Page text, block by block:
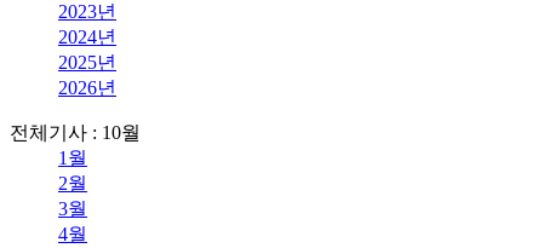
2023년
2024년
2025년
2026년
전체기사 : 10월
1월
2월
3월
4월